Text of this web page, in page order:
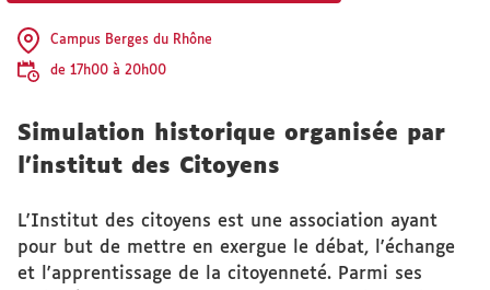
facultéCampus Berges du Rhône
de 17h00 à 20h00
Simulation historique organisée par
l'institut des Citoyens
L'Institut des citoyens est une association ayant
pour but de mettre en exergue le débat, l'échange
et l'apprentissage de la citoyenneté. Parmi ses